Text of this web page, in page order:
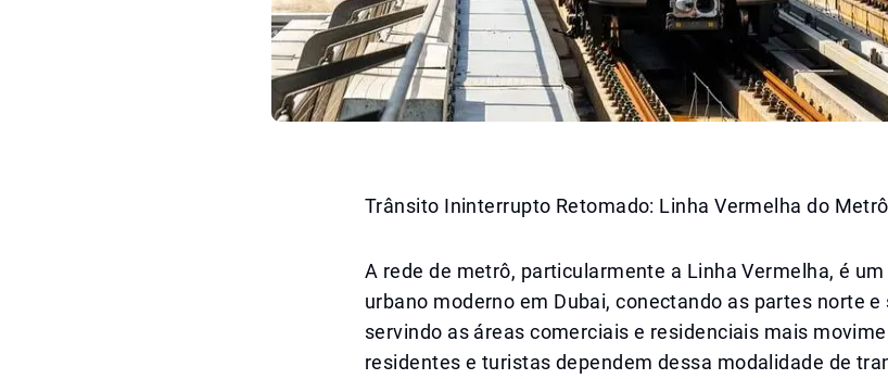
Trânsito Ininterrupto Retomado: Linha Vermelha do
A rede de metrô, particularmente a Linha Vermelha, é
urbano moderno em Dubai, conectando as partes norte e
servindo as áreas comerciais e residenciais mais
residentes e turistas dependem dessa modalidade de